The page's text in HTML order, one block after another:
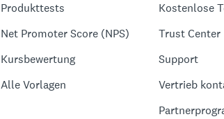
Produkttests
Net Promoter Score (NPS)
Kursbewertung
Alle Vorlagen
Kostenlose
Trust Center
Support
Vertrieb